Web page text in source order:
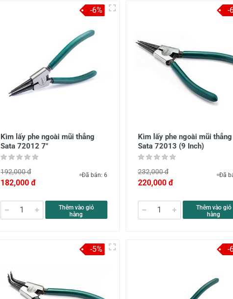
Kìm lấy phe ngoài mũi thẳng
Sata 72012 7"
192,000 đ
182,000 đ
Đã bán: 6
Thêm vào giỏ
hàng
-6%
Kìm lấy phe ngoài mũi thẳng
Sata 72013 (9 Inch)
232,000 đ
220,000 đ
Đã
Thêm vào giỏ
hàng
-
-5% -